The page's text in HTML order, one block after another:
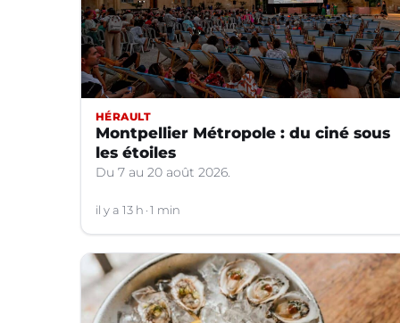
HÉRAULT
Montpellier Métropole : du ciné sous
les étoiles
Du 7 au 20 août 2026.
il y a 13 h 1 min